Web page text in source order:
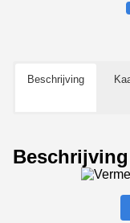
Beschrijving
Beschrijving